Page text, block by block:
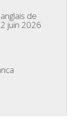
de
juin 2026